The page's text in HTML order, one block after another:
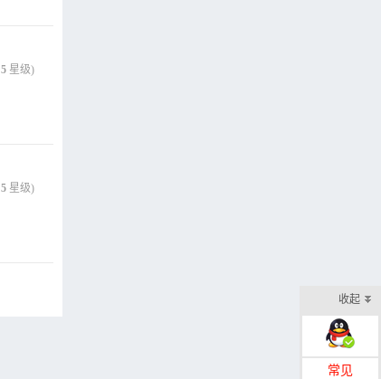
5 星级)
5 星级)
收起
常见